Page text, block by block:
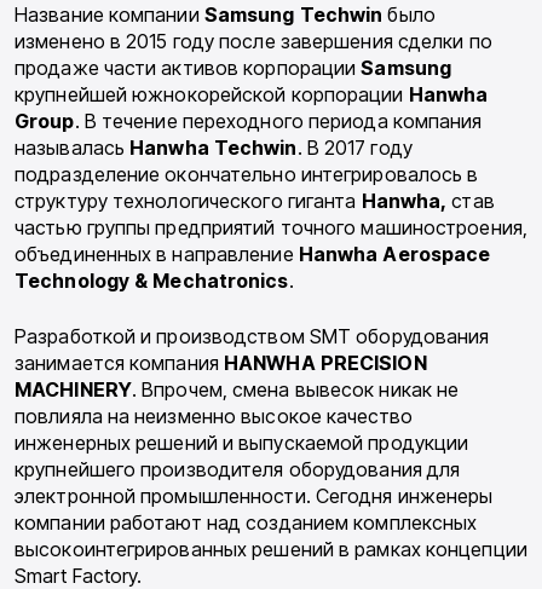
Название компании Samsung Techwin было
изменено в 2015 году после завершения сделки по
продаже части активов корпорацииSamsung
крупнейшей южнокорейской корпорации Hanwha
Group. В течение переходного периода компания
называлась Hanwha Techwin. В 2017 году
подразделение окончательно интегрировалось в
структуру технологического гиганта Hanwha, став
частью группы предприятий точного машиностроения,
объединенных в направление Hanwha Aerospace
Technology & Mechatronics.
Разработкой и производством SMT оборудования
занимается компания HANWHA PRECISION
MACHINERY. Впрочем, смена вывесок никак не
повлияла на неизменно высокое качество
инженерных решений и выпускаемой продукции
крупнейшего производителя оборудования для
электронной промышленности. Сегодня инженеры
компании работают над созданием комплексных
высокоинтегрированных решений в рамках концепции
Smart Factory.